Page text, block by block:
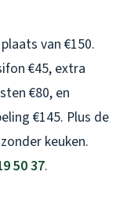
van €150.
€45, extra
€80, en
€145. Plus de
keuken.
50 37.